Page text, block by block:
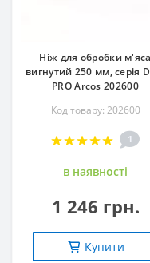
Ніж для обробки м'яса
вигнутий 250 мм, серія
PRO Arcos 202600
Код товару: 202600
1
в наявностi
1 246 грн.
Купити